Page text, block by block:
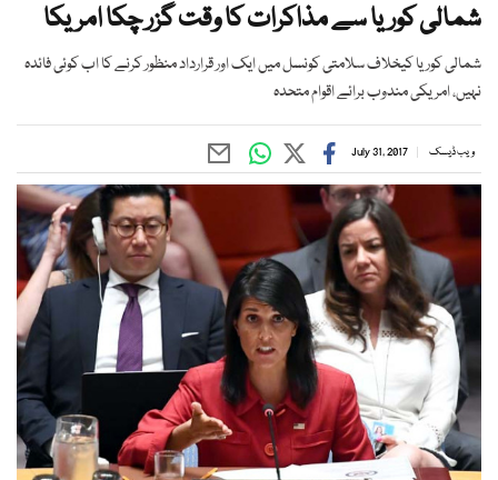
شمالی کوریا سے مذاکرات کا وقت گزر چکا امریکا
شمالی کوریا کیخلاف سلامتی کونسل میں ایک اور قرارداد منظور کرنے کا اب کوئی فائدہ
نہیں، امریکی مندوب برائے اقوام متحدہ
ویب ڈیسک July 31, 2017